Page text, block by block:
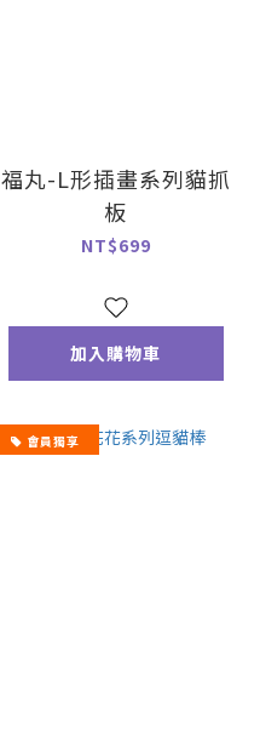
福丸-L形插畫系列貓抓
板
NT$699
加入購物車
會員獨享